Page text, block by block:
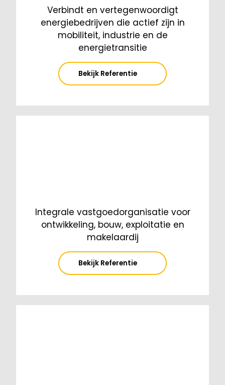
Verbindt en vertegenwoordigt
energiebedrijven die actief zijn in
mobiliteit, industrie en de
energietransitie
Bekijk Referentie
Integrale vastgoedorganisatie voor
ontwikkeling, bouw, exploitatie en
makelaardij
Bekijk Referentie